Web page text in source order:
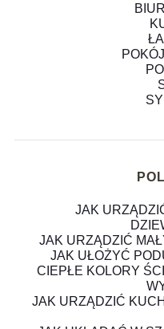
JAK
JAK URZĄDZIĆ
JAK UŁOŻYĆ
CIEPŁE KOLORY
JAK URZĄDZIĆ